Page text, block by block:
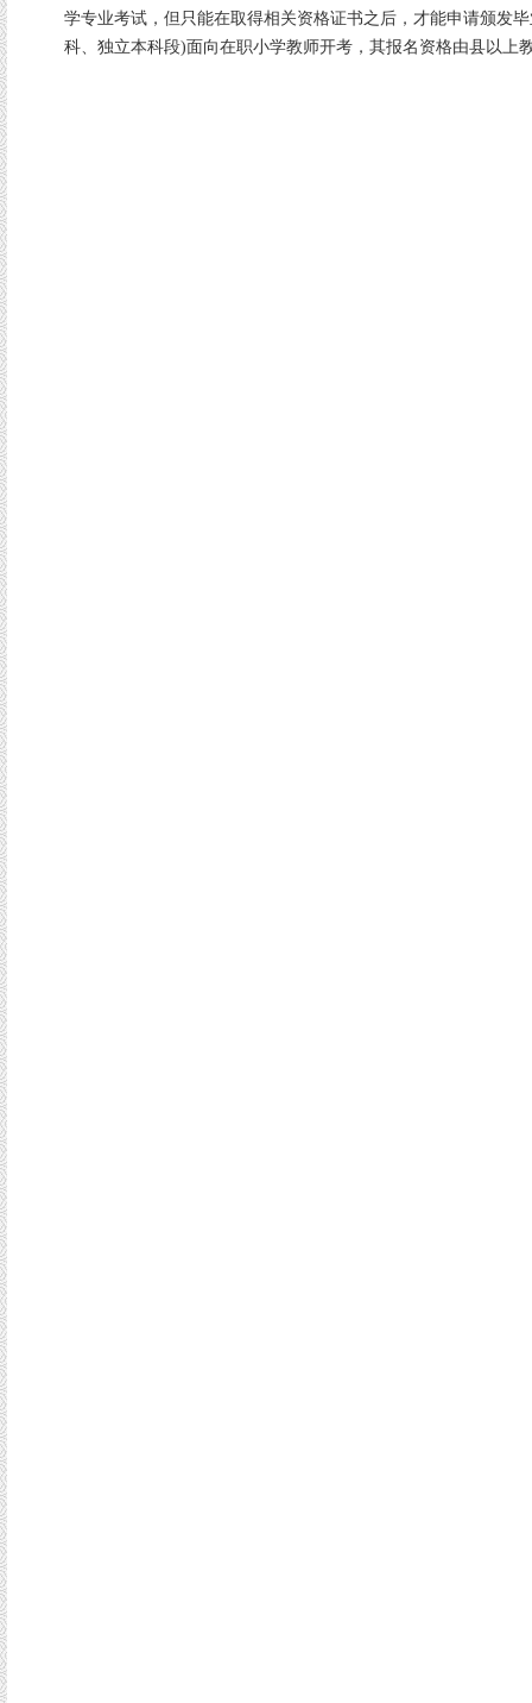
学专业考试，但只能在取得相关资格证书之后，才能申请颁发
科、独立本科段)面向在职小学教师开考，其报名资格由县以上